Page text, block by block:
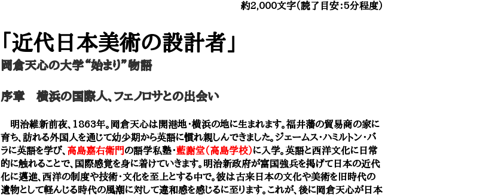
約2,000文字（読了目安：5分程度）​
​「近代日本美術の設計者」
岡倉天心の大学“始まり”物語
序章 横浜の国際人、フェノロサとの出会い
明治維新前夜、1863年。岡倉天心は開港地・横浜の地に生まれます。福井藩の貿易商の家に
育ち、訪れる外国人を通じて幼少期から英語に慣れ親しんできました。ジェームス・ハミルトン・バ
ラに英語を学び、 高島嘉右衛門 の語学私塾・藍謝堂（高島学校）に入学。英語と西洋文化に日常
的に触れることで、国際感覚を身に着けていきます。明治新政府が富国強兵を掲げて日本の近代
化に邁進、西洋の制度や技術・文化を至上とする中で。彼は古来日本の文化や美術を旧時代の
遺物として軽んじる時代の風潮に対して違和感を感じるに至ります。これが、後に岡倉天心が日本